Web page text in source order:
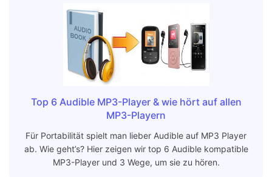
Top 6 Audible MP3-Player & wie hört auf allen
MP3-Playern
Für Portabilität spielt man lieber Audible auf MP3 Player
ab. Wie geht’s? Hier zeigen wir top 6 Audible kompatible
MP3-Player und 3 Wege, um sie zu hören.